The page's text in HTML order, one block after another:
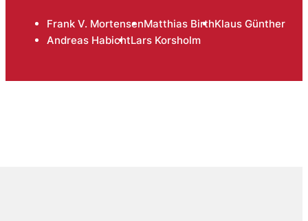
Frank V. MortensenMatthias BirthKlaus Günther
Andreas HabichtLars Korsholm